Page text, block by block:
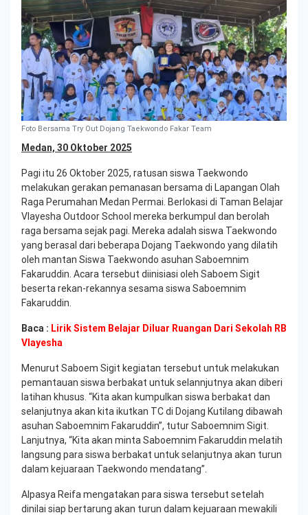
Foto Bersama Try Out Dojang Taekwondo Fakar Team
Medan, 30 Oktober 2025
Pagi itu 26 Oktober 2025, ratusan siswa Taekwondo
melakukan gerakan pemanasan bersama di Lapangan Olah
Raga Perumahan Medan Permai. Berlokasi di Taman Belajar
Vlayesha Outdoor School mereka berkumpul dan berolah
raga bersama sejak pagi. Mereka adalah siswa Taekwondo
yang berasal dari beberapa Dojang Taekwondo yang dilatih
oleh mantan Siswa Taekwondo asuhan Saboemnim
Fakaruddin. Acara tersebut diinisiasi oleh Saboem Sigit
beserta rekan-rekannya sesama siswa Saboemnim
Fakaruddin.
Baca : Lirik Sistem Belajar Diluar Ruangan Dari Sekolah RB
Vlayesha
Menurut Saboem Sigit kegiatan tersebut untuk melakukan
pemantauan siswa berbakat untuk selannjutnya akan diberi
latihan khusus. “Kita akan kumpulkan siswa berbakat dan
selanjutnya akan kita ikutkan TC di Dojang Kutilang dibawah
asuhan Saboemnim Fakaruddin”, tutur Saboemnim Sigit.
Lanjutnya, “Kita akan minta Saboemnim Fakaruddin melatih
langsung para siswa berbakat untuk selanjutnya akan turun
dalam kejuaraan Taekwondo mendatang”.
Alpasya Reifa mengatakan para siswa tersebut setelah
dinilai siap bertarung akan turun dalam kejuaraan mewakili